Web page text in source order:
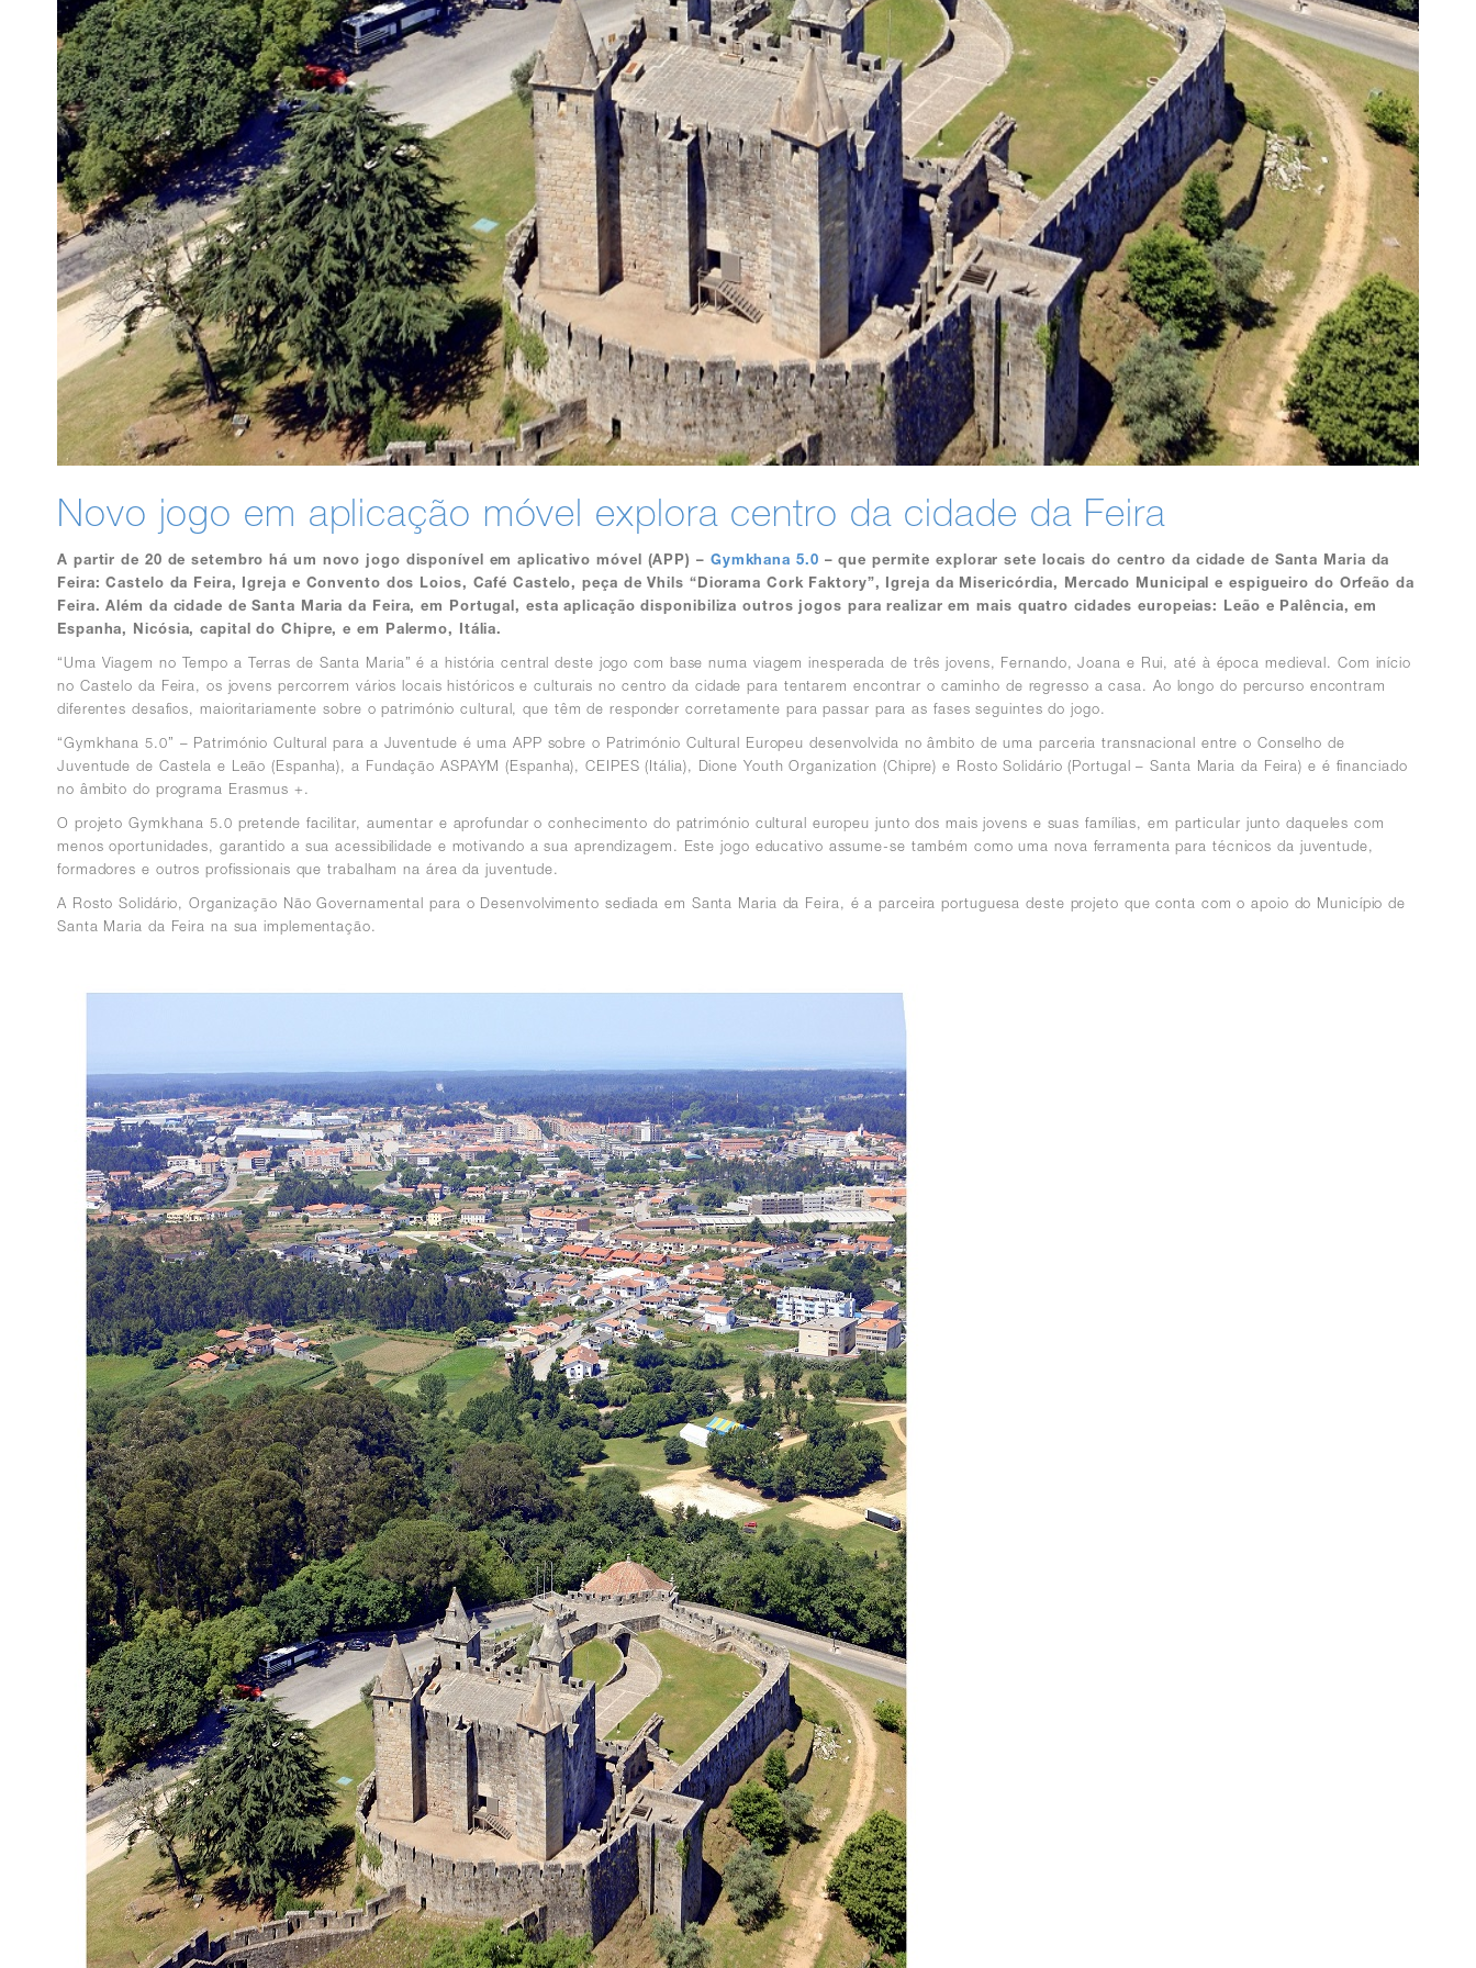
Novo jogo em aplicação móvel explora centro da cidade da Feira
A partir de 20 de setembro há um novo jogo disponível em aplicativo móvel (APP) – Gymkhana 5.0 – que permite explorar sete locais do centro da cidade de Santa Maria da
Feira: Castelo da Feira, Igreja e Convento dos Loios, Café Castelo, peça de Vhils “Diorama Cork Faktory”, Igreja da Misericórdia, Mercado Municipal e espigueiro do Orfeão da
Feira. Além da cidade de Santa Maria da Feira, em Portugal, esta aplicação disponibiliza outros jogos para realizar em mais quatro cidades europeias: Leão e Palência, em
Espanha, Nicósia, capital do Chipre, e em Palermo, Itália.
“Uma Viagem no Tempo a Terras de Santa Maria” é a história central deste jogo com base numa viagem inesperada de três jovens, Fernando, Joana e Rui, até à época medieval. Com início
no Castelo da Feira, os jovens percorrem vários locais históricos e culturais no centro da cidade para tentarem encontrar o caminho de regresso a casa. Ao longo do percurso encontram
diferentes desafios, maioritariamente sobre o património cultural, que têm de responder corretamente para passar para as fases seguintes do jogo.
“Gymkhana 5.0” – Património Cultural para a Juventude é uma APP sobre o Património Cultural Europeu desenvolvida no âmbito de uma parceria transnacional entre o Conselho de
Juventude de Castela e Leão (Espanha), a Fundação ASPAYM (Espanha), CEIPES (Itália), Dione Youth Organization (Chipre) e Rosto Solidário (Portugal – Santa Maria da Feira) e é financiado
no âmbito do programa Erasmus +.
O projeto Gymkhana 5.0 pretende facilitar, aumentar e aprofundar o conhecimento do património cultural europeu junto dos mais jovens e suas famílias, em particular junto daqueles com
menos oportunidades, garantido a sua acessibilidade e motivando a sua aprendizagem. Este jogo educativo assume-se também como uma nova ferramenta para técnicos da juventude,
formadores e outros profissionais que trabalham na área da juventude.
A Rosto Solidário, Organização Não Governamental para o Desenvolvimento sediada em Santa Maria da Feira, é a parceira portuguesa deste projeto que conta com o apoio do Município de
Santa Maria da Feira na sua implementação.